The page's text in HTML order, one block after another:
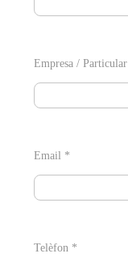
Empresa / Particular
Email *
Telèfon *